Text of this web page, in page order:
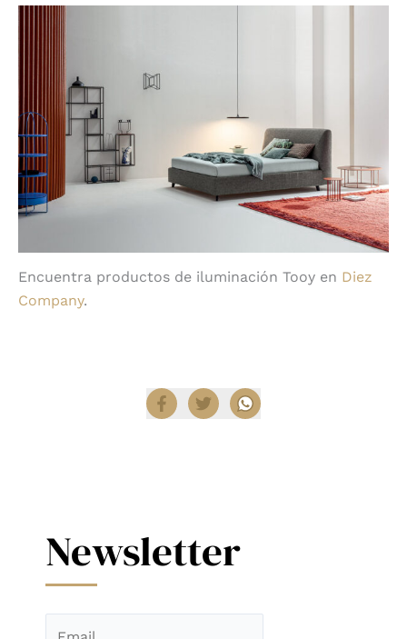
Encuentra productos de iluminación Tooy en Diez
Company.
Newsletter